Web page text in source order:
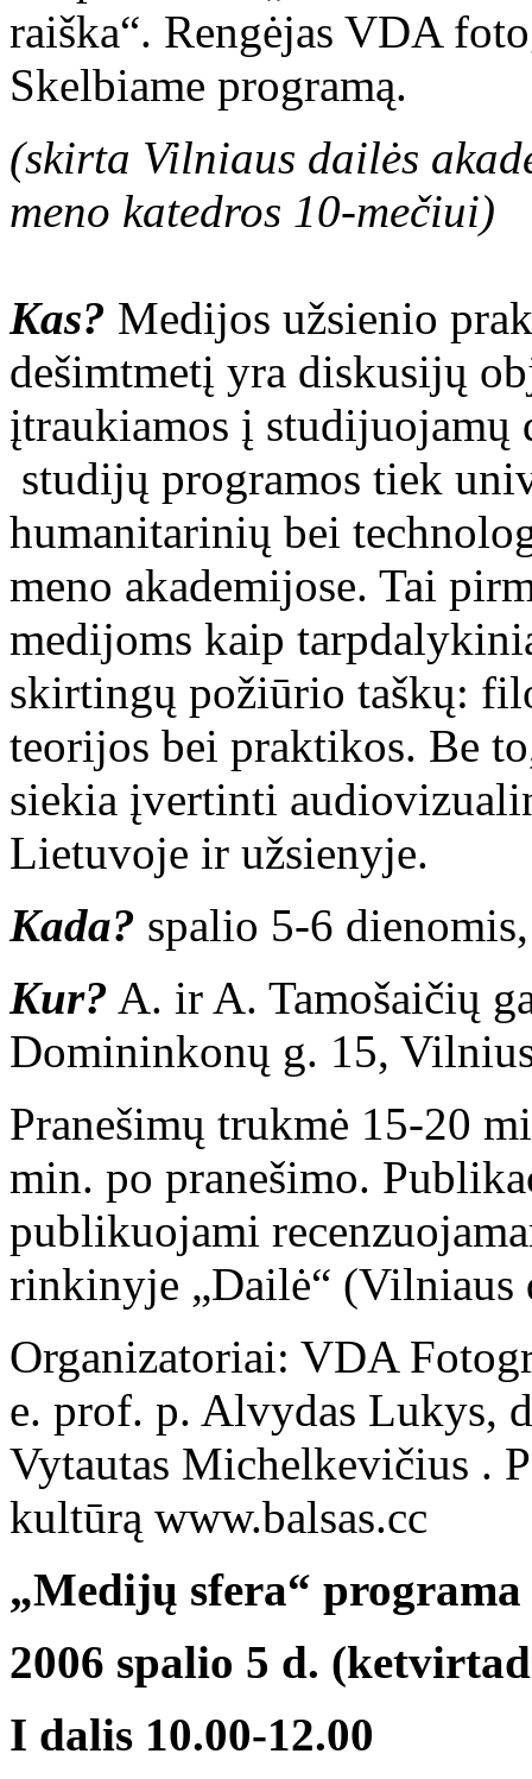
raiška“. Rengėjas VDA
Skelbiame programą.
(skirta Vilniaus dailės
meno katedros 10-mečiui)
Kas? Medijos užsienio
dešimtmetį yra diskusijų
įtraukiamos į studijuojamų
studijų programos tiek
humanitarinių bei
meno akademijose. Tai
medijoms kaip
skirtingų požiūrio taškų:
teorijos bei praktikos. Be
siekia įvertinti
Lietuvoje ir užsienyje.
Kada? spalio 5-6
Kur? A. ir A. Tamošaičių
Domininkonų g. 15,
Pranešimų trukmė 15-20
min. po pranešimo.
publikuojami
rinkinyje „Dailė“ (Vilniaus
Organizatoriai: VDA
e. prof. p. Alvydas Lukys,
Vytautas Michelkevičius .
kultūrą www.balsas.cc
„Medijų sfera“ programa
2006 spalio 5 d.
I dalis 10.00-12.00